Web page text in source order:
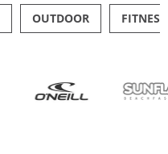
OUTDOOR FITNESS